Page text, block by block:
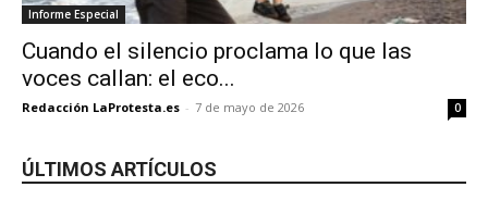
Informe Especial
Cuando el silencio proclama lo que las
voces callan: el eco...
Redacción LaProtesta.es - 7 de mayo de 2026 0
ÚLTIMOS ARTÍCULOS